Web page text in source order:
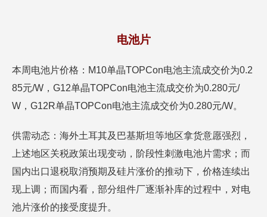
电池片
本周电池片价格：M10单晶TOPCon电池主流成交价为0.2
85元/W，G12单晶TOPCon电池主流成交价为0.280元/
W，G12R单晶TOPCon电池主流成交价为0.280元/W。
供需动态：海外土耳其及巴基斯坦等地区拿货意愿强烈，
上述地区关税政策出现变动，阶段性刺激电池片需求；而
国内出口退税取消预期及硅片涨价的推动下，价格连续出
现上调；而国内看，部分组件厂逐渐补库的过程中，对电
池片涨价的接受度提升。